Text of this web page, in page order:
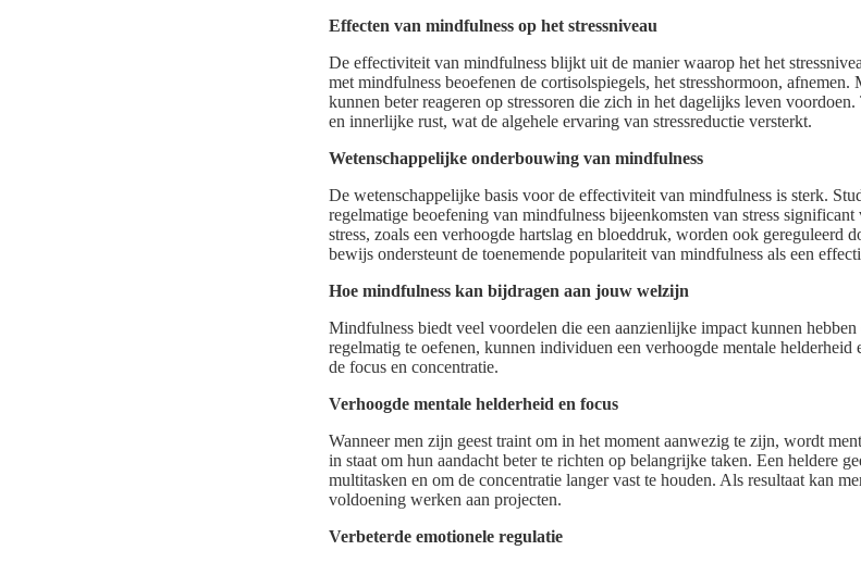
Effecten van mindfulness op het stressniveau
De effectiviteit van mindfulness blijkt uit de manier waarop het het
met mindfulness beoefenen de cortisolspiegels, het stresshormoon, afnemen.
kunnen beter reageren op stressoren die zich in het dagelijks leven
en innerlijke rust, wat de algehele ervaring van stressreductie versterkt.
Wetenschappelijke onderbouwing van mindfulness
De wetenschappelijke basis voor de effectiviteit van mindfulness is sterk.
regelmatige beoefening van mindfulness bijeenkomsten van stress
stress, zoals een verhoogde hartslag en bloeddruk, worden ook gereguleerd
bewijs ondersteunt de toenemende populariteit van mindfulness als een
Hoe mindfulness kan bijdragen aan jouw welzijn
Mindfulness biedt veel voordelen die een aanzienlijke impact kunnen
regelmatig te oefenen, kunnen individuen een verhoogde mentale
de focus en concentratie.
Verhoogde mentale helderheid en focus
Wanneer men zijn geest traint om in het moment aanwezig te zijn, wordt
in staat om hun aandacht beter te richten op belangrijke taken. Een heldere
multitasken en om de concentratie langer vast te houden. Als resultaat kan
voldoening werken aan projecten.
Verbeterde emotionele regulatie